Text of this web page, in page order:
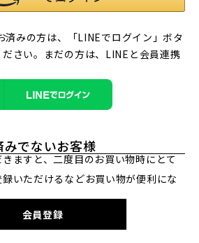
済みの方は、「LINEでログイン」ボタ
さい。まだの方は、 LINEと会員連携
みでないお客様
ますと、二度目のお買い物時にとて
いただけるなどお買い物が便利にな
会員登録